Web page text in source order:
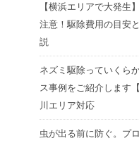
【横浜エリアで大発生
注意！駆除費用の目安
説
ネズミ駆除っていくら
ス事例をご紹介します
川エリア対応
虫が出る前に防ぐ。プ